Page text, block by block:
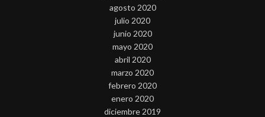
agosto 2020
julio 2020
junio 2020
mayo 2020
abril 2020
marzo 2020
febrero 2020
enero 2020
diciembre 2019